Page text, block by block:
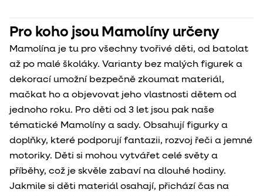
Pro koho jsou Mamolíny určeny
Mamolína je tu pro všechny tvořivé děti, od batolat
až po malé školáky. Varianty bez malých figurek a
dekorací umožní bezpečně zkoumat materiál,
mačkat ho a objevovat jeho vlastnosti dětem od
jednoho roku. Pro děti od 3 let jsou pak naše
tématické Mamolíny a sady. Obsahují figurky a
doplňky, které podporují fantazii, rozvoj řeči a jemné
motoriky. Děti si mohou vytvářet celé světy a
příběhy, což je skvěle zabaví na dlouhé hodiny.
Jakmile si děti materiál osahají, přichází čas na